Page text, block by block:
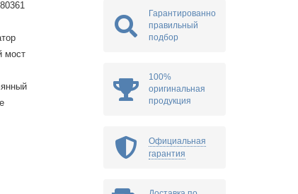
мост
Гарантированно
правильный
подбор
100%
оригинальная
продукция
Официальная
гарантия